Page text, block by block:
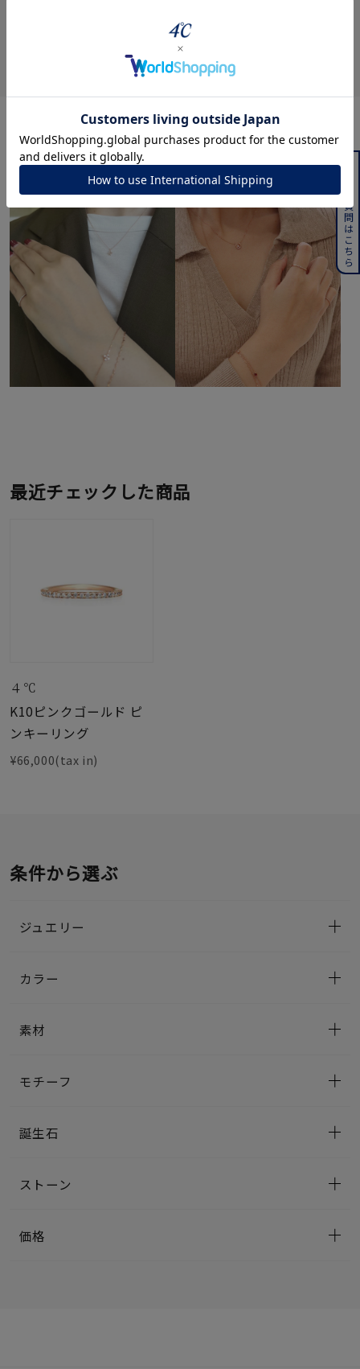
Coordinate
最近チェックした商品
４℃
K10ピンクゴールド ピ
ンキーリング
¥66,000(tax in)
条件から選ぶ
ジュエリー
カラー
素材
モチーフ
誕生石
ストーン
価格
よくある質問はこちら